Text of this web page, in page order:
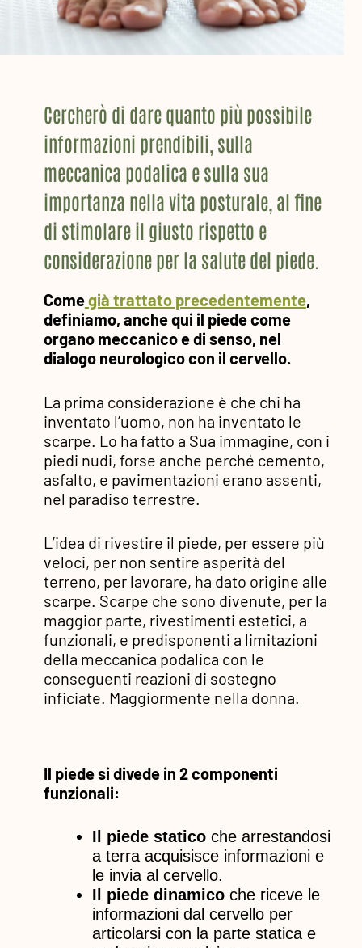
Cercherò di dare quanto più possibile
informazioni prendibili, sulla
meccanica podalica e sulla sua
importanza nella vita posturale, al fine
di stimolare il giusto rispetto e
considerazione per la salute del piede.
Comegià trattato precedentemente,
definiamo, anche qui il piede come
organo meccanico e di senso, nel
dialogo neurologico con il cervello.
La prima considerazione è che chi ha
inventato l’uomo, non ha inventato le
scarpe. Lo ha fatto a Sua immagine, con i
piedi nudi, forse anche perché cemento,
asfalto, e pavimentazioni erano assenti,
nel paradiso terrestre.
L’idea di rivestire il piede, per essere più
veloci, per non sentire asperità del
terreno, per lavorare, ha dato origine alle
scarpe. Scarpe che sono divenute, per la
maggior parte, rivestimenti estetici, a
funzionali, e predisponenti a limitazioni
della meccanica podalica con le
conseguenti reazioni di sostegno
inficiate. Maggiormente nella donna.
Il piede si divede in 2 componenti
funzionali:
Il piede staticoche arrestandosi
a terra acquisisce informazioni e
le invia al cervello.
Il piede dinamicoche riceve le
informazioni dal cervello per
articolarsi con la parte statica e